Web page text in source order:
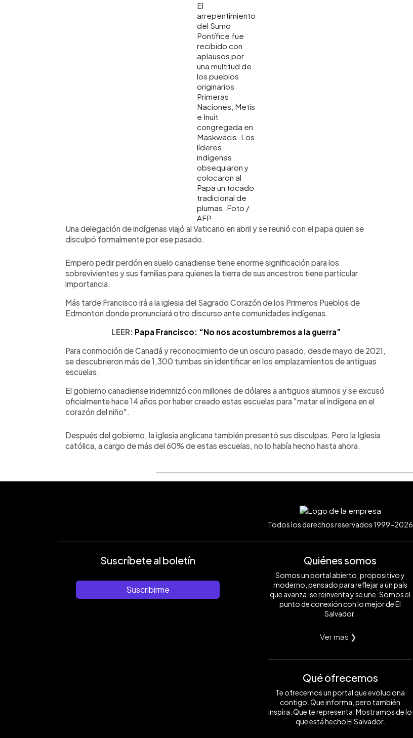
El
arrepentimiento
del Sumo
Pontífice fue
recibido con
aplausos por
una multitud de
los pueblos
originarios
Primeras
Naciones, Metis
e Inuit
congregada en
Maskwacis. Los
líderes
indígenas
obsequiaron y
colocaron al
Papa un tocado
tradicional de
plumas. Foto /
AFP
Una delegación de indígenas viajó al Vaticano en abril y se reunió con el papa quien se
disculpó formalmente por ese pasado.
Empero pedir perdón en suelo canadiense tiene enorme significación para los
sobrevivientes y sus familias para quienes la tierra de sus ancestros tiene particular
importancia.
Más tarde Francisco irá a la iglesia del Sagrado Corazón de los Primeros Pueblos de
Edmonton donde pronunciará otro discurso ante comunidades indígenas.
LEER: Papa Francisco: “No nos acostumbremos a la guerra”
Para conmoción de Canadá y reconocimiento de un oscuro pasado, desde mayo de 2021,
se descubrieron más de 1,300 tumbas sin identificar en los emplazamientos de antiguas
escuelas.
El gobierno canadiense indemnizó con millones de dólares a antiguos alumnos y se excusó
oficialmente hace 14 años por haber creado estas escuelas para "matar el indígena en el
corazón del niño".
Después del gobierno, la iglesia anglicana también presentó sus disculpas. Pero la Iglesia
católica, a cargo de más del 60% de estas escuelas, no lo había hecho hasta ahora.
Todos los derechos reservados 1999-2026
Suscríbete al boletín
Suscribirme
Quiénes somos
Somos un portal abierto, propositivo y
moderno, pensado para reflejar a un país
que avanza, se reinventa y se une. Somos el
punto de conexión con lo mejor de El
Salvador.
Ver mas ❯
Qué ofrecemos
Te ofrecemos un portal que evoluciona
contigo. Que informa, pero también
inspira. Que te representa. Mostramos de lo
que está hecho El Salvador.